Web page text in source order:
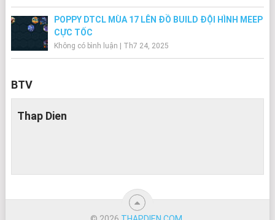
POPPY DTCL MÙA 17 LÊN ĐỒ BUILD ĐỘI HÌNH MEEP
CỰC TỐC
Không có bình luận Th7 24, 2025
BTV
Thap Dien